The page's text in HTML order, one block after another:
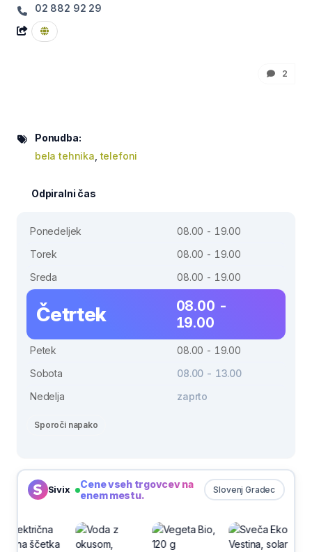
02 882 92 29
2
Ponudba:
bela tehnika ,telefoni
Odpiralni čas
Ponedeljek
08.00 - 19.00
Torek
08.00 - 19.00
Sreda
08.00 - 19.00
Četrtek
08.00 -
19.00
Petek
08.00 - 19.00
Sobota
08.00 - 13.00
Nedelja
zaprto
Sporoči napako
Sivix Slovenj Gradec
Cene vseh trgovcev na
enem mestu.
-30%